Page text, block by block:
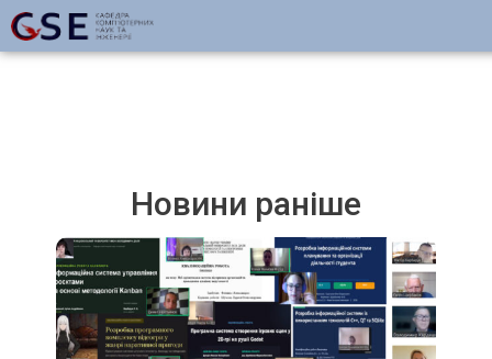
Новини раніше